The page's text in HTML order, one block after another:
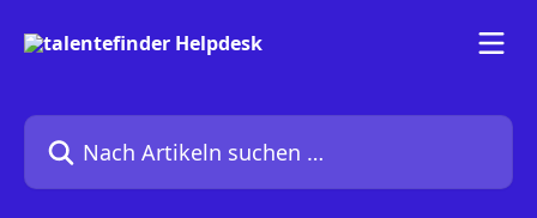
Nach Artikeln suchen …